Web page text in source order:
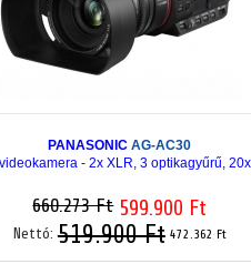
PANASONICAG-AC30
- 2x XLR, 3 optikagyűrű,
660.273 Ft 599.900 Ft
Nettó:519.900 Ft 472.362 Ft